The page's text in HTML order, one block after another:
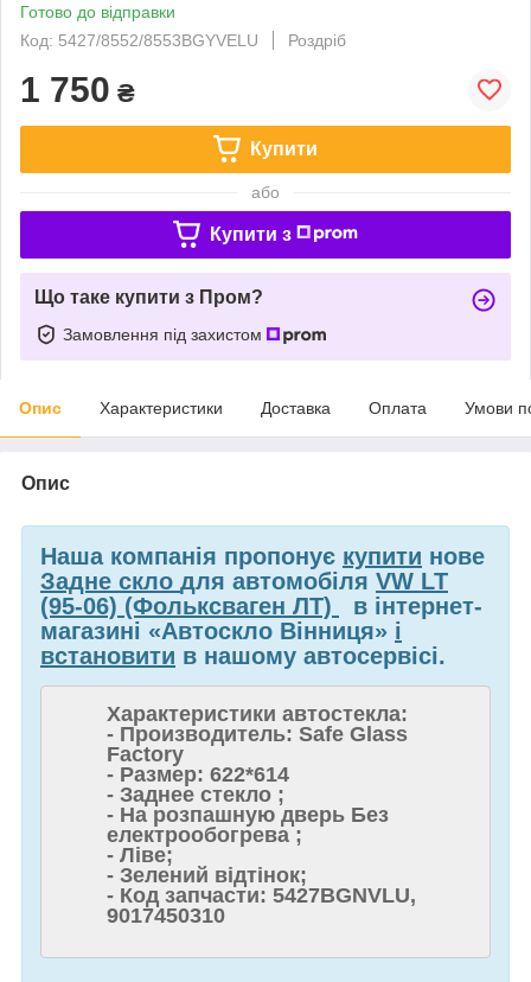
Готово до відправки
Код: 5427/8552/8553BGYVELU
Роздріб
1 750 ₴
Купити
або
Купити з
Що таке купити з Пром?
Замовлення під захистом
Опис Характеристики Доставка Оплата Умови
Опис
Наша компанія пропонує купити нове
Задне скло для автомобіля VW LT
(95-06) (Фольксваген ЛТ)
в інтернет-
магазині «Автоскло Вінниця» і
встановити в нашому автосервісі.
Характеристики автостекла:
- Производитель: Safe Glass
Factory
- Размер: 622*614
- Заднее стекло ;
- На розпашную дверь Без
електрообогрева ;
- Ліве;
- Зелений відтінок;
- Код запчасти: 5427BGNVLU,
9017450310